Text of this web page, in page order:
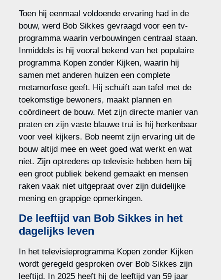
Toen hij eenmaal voldoende ervaring had in de
bouw, werd Bob Sikkes gevraagd voor een tv-
programma waarin verbouwingen centraal staan.
Inmiddels is hij vooral bekend van het populaire
programma Kopen zonder Kijken, waarin hij
samen met anderen huizen een complete
metamorfose geeft. Hij schuift aan tafel met de
toekomstige bewoners, maakt plannen en
coördineert de bouw. Met zijn directe manier van
praten en zijn vaste blauwe trui is hij herkenbaar
voor veel kijkers. Bob neemt zijn ervaring uit de
bouw altijd mee en weet goed wat werkt en wat
niet. Zijn optredens op televisie hebben hem bij
een groot publiek bekend gemaakt en mensen
raken vaak niet uitgepraat over zijn duidelijke
mening en grappige opmerkingen.
De leeftijd van Bob Sikkes in het
dagelijks leven
In het televisieprogramma Kopen zonder Kijken
wordt geregeld gesproken over Bob Sikkes zijn
leeftijd. In 2025 heeft hij de leeftijd van 59 jaar